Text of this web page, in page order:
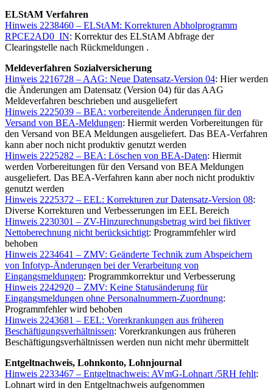
ELStAM Verfahren
Hinweis 2238460 – ELStAM: Korrekturen Abholprogramm
RPCE2AD0_IN: Korrektur des ELStAM Abfrage der
Clearingstelle nach Rückmeldungen .
Meldeverfahren Sozialversicherung
Hinweis 2216728 – AAG: Neue Datensatz-Version 04: Hier werden
die Änderungen am Datensatz (Version 04) für das AAG
Meldeverfahren beschrieben und ausgeliefert
Hinweis 2225039 – BEA: vorbereitende Änderungen für den
Versand von BEA-Meldungen: Hiermit werden Vorbereitungen für
den Versand von BEA Meldungen ausgeliefert. Das BEA-Verfahren
kann aber noch nicht produktiv genutzt werden
Hinweis 2225282 – BEA: Löschen von BEA-Daten: Hiermit
werden Vorbereitungen für den Versand von BEA Meldungen
ausgeliefert. Das BEA-Verfahren kann aber noch nicht produktiv
genutzt werden
Hinweis 2225372 – EEL: Korrekturen zur Datensatz-Version 08:
Diverse Korrekturen und Verbesserungen im EEL Bereich
Hinweis 2230301 – ZV-Hinzurechnungsbetrag wird bei fiktiver
Nettoberechnung nicht berücksichtigt: Programmfehler wird
behoben
Hinweis 2234641 – ZMV: Geänderte Technik zum Abspeichern
von Infotyp-Änderungen bei der Verarbeitung von
Eingangsmeldungen: Programmkorrektur und Verbesserung
Hinweis 2242920 – ZMV: Keine Statusänderung für
Eingangsmeldungen ohne Personalnummern-Zuordnung:
Programmfehler wird behoben
Hinweis 2243681 – EEL: Vorerkrankungen aus früheren
Beschäftigungsverhältnissen: Vorerkrankungen aus früheren
Beschäftigungsverhältnissen werden nun nicht mehr übermittelt
Entgeltnachweis, Lohnkonto, Lohnjournal
Hinweis 2233467 – Entgeltnachweis: AVmG-Lohnart /5RH fehlt:
Lohnart wird in den Entgeltnachweis aufgenommen